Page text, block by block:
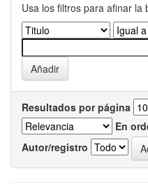
Usa los filtros para afinar la
Resultados por página
En
Autor/registro